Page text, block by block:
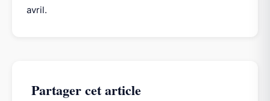
avril.
Partager cet article